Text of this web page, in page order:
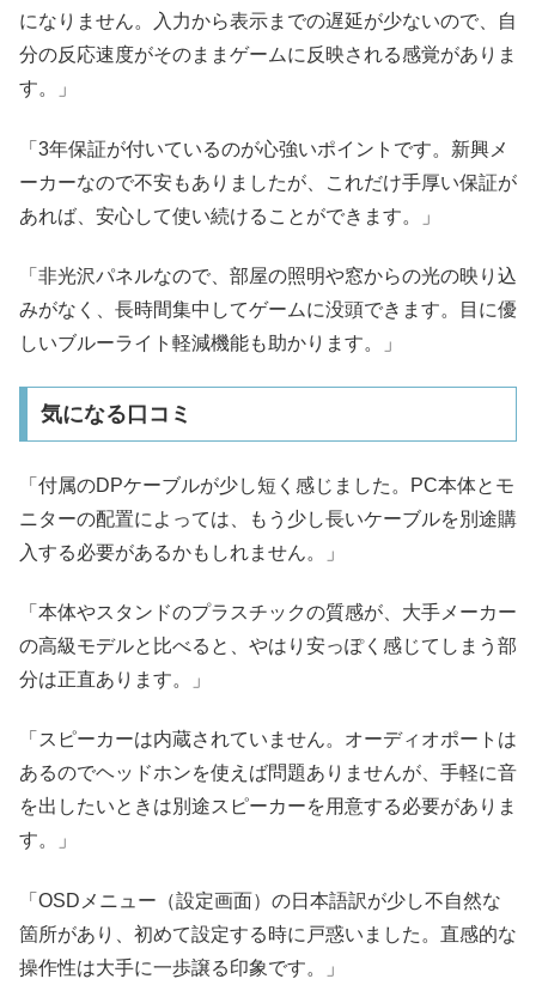
になりません。入力から表示までの遅延が少ないので、自
分の反応速度がそのままゲームに反映される感覚がありま
す。」
「3年保証が付いているのが心強いポイントです。新興メ
ーカーなので不安もありましたが、これだけ手厚い保証が
あれば、安心して使い続けることができます。」
「非光沢パネルなので、部屋の照明や窓からの光の映り込
みがなく、長時間集中してゲームに没頭できます。目に優
しいブルーライト軽減機能も助かります。」
気になる口コミ
「付属のDPケーブルが少し短く感じました。PC本体とモ
ニターの配置によっては、もう少し長いケーブルを別途購
入する必要があるかもしれません。」
「本体やスタンドのプラスチックの質感が、大手メーカー
の高級モデルと比べると、やはり安っぽく感じてしまう部
分は正直あります。」
「スピーカーは内蔵されていません。オーディオポートは
あるのでヘッドホンを使えば問題ありませんが、手軽に音
を出したいときは別途スピーカーを用意する必要がありま
す。」
「OSDメニュー（設定画面）の日本語訳が少し不自然な
箇所があり、初めて設定する時に戸惑いました。直感的な
操作性は大手に一歩譲る印象です。」